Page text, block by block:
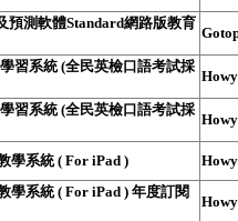
預測軟體Standard網路版教育
習系統 (全民英檢口語考試採
習系統 (全民英檢口語考試採
學系統 ( For iPad )
學系統 ( For iPad ) 年度訂閱